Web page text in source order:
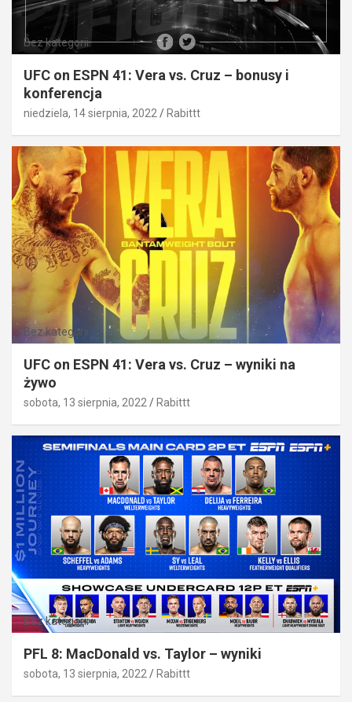
Bez kategorii
UFC on ESPN 41: Vera vs. Cruz – bonusy i
konferencja
niedziela, 14 sierpnia, 2022 Rabittt
Bez kategorii
UFC on ESPN 41: Vera vs. Cruz – wyniki na
żywo
sobota, 13 sierpnia, 2022 Rabittt
Bez kategorii
PFL 8: MacDonald vs. Taylor – wyniki
sobota, 13 sierpnia, 2022 Rabittt